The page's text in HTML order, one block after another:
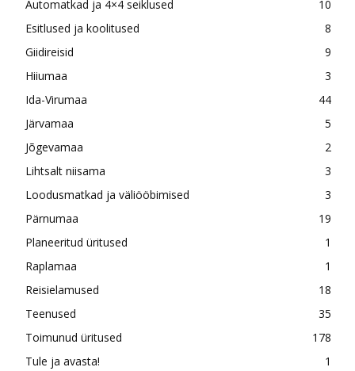
Automatkad ja 4×4 seiklused
10
Esitlused ja koolitused
8
Giidireisid
9
Hiiumaa
3
Ida-Virumaa
44
Järvamaa
5
Jõgevamaa
2
Lihtsalt niisama
3
Loodusmatkad ja väliööbimised
3
Pärnumaa
19
Planeeritud üritused
1
Raplamaa
1
Reisielamused
18
Teenused
35
Toimunud üritused
178
Tule ja avasta!
1